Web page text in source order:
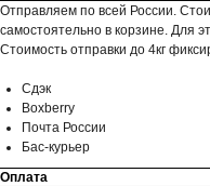
Отправляем по всей России.
самостоятельно в корзине. Для
Стоимость отправки до 4кг
Сдэк
Boxberry
Почта России
Бас-курьер
Оплата